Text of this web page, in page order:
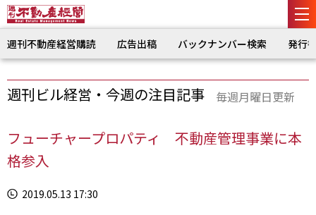
週刊不動産経営購読 広告出稿 バックナンバー検索 発行
週刊ビル経営・今週の注目記事 毎週月曜日更新
フューチャープロパティ 不動産管理事業に本
格参入
2019.05.13 17:30